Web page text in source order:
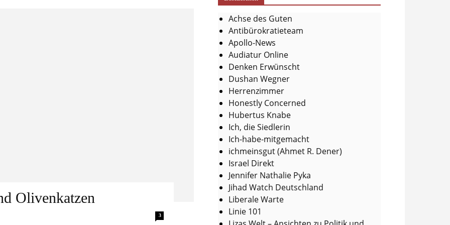
Olivenkatzen
3
nach Norden fahrend, dem See
Achse des Guten
Antibürokratieteam
Apollo-News
Audiatur Online
Denken Erwünscht
Dushan Wegner
Herrenzimmer
Honestly Concerned
Hubertus Knabe
Ich, die Siedlerin
Ich-habe-mitgemacht
ichmeinsgut (Ahmet R. Dener)
Israel Direkt
Jennifer Nathalie Pyka
Jihad Watch Deutschland
Liberale Warte
Linie 101